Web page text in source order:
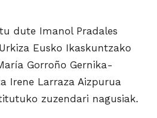
dute Imanol Pradales
Eusko Ikaskuntzako
Gorroño Gernika-
Irene Larraza Aizpurua
zuzendari nagusiak.